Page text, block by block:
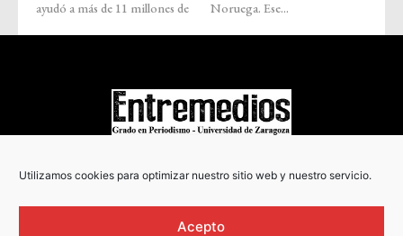
Utilizamos cookies para optimizar nuestro sitio web y nuestro servicio.
Acepto
ayudó a más de 11 millones de
Noruega. Ese...